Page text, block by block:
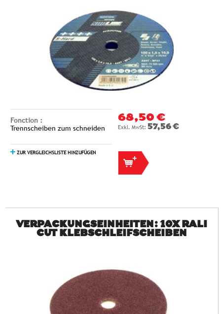
Fonction :
Trennscheiben zum schneiden
ZUR VERGLEICHSLISTE HINZUFÜGEN
68,50 €
57,56 €
VERPACKUNGSEINHEITEN: 10X RALI
CUT KLEBSCHLEIFSCHEIBEN